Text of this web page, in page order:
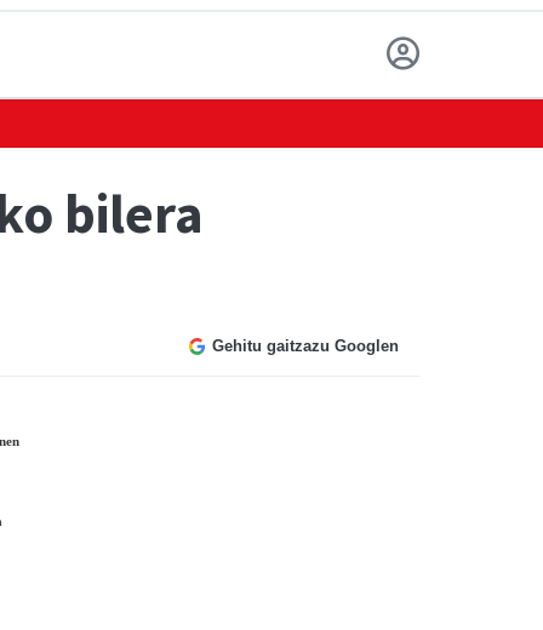
bilera
Gehitu gaitzazu Googlen